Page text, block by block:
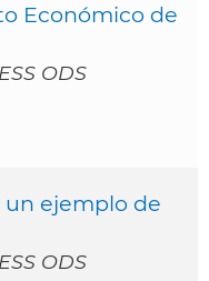
Económico de
ODS
ejemplo de
ODS